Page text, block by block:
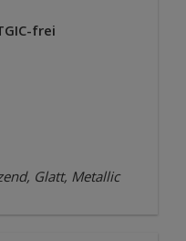
frei
Glatt, Metallic